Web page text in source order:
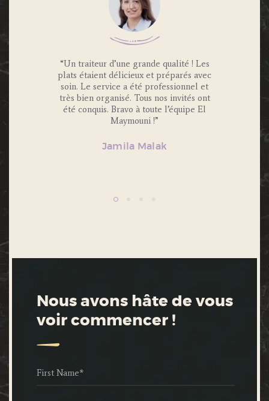
invités
“Un traiteur d’une grande qualité ! Les
plats étaient délicieux et préparés avec
soin. Le service a été professionnel et
très bien organisé. Tous nos invités ont
été conquis. Bravo à toute l’équipe El
Maymouni !”
Jamila Malak
“Nous
Nous avons hâte de vous
voir commencer !